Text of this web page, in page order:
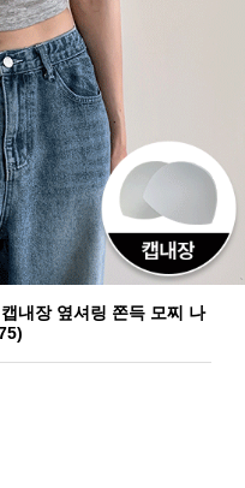
내장 옆셔링 쫀득 모찌 나